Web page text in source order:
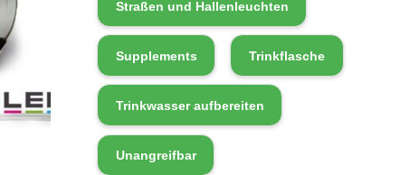
Straßen und Hallenleuchten
Supplements Trinkflasche
Trinkwasser aufbereiten
Unangreifbar